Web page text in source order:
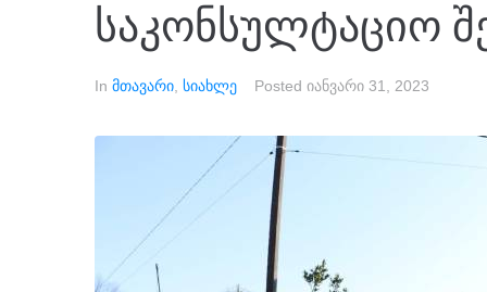
საკონსულტაციო
In მთავარი სიახლე Posted იანვარი 31, 2023